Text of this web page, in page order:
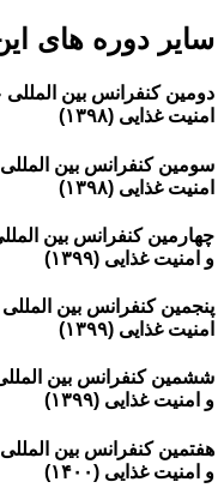
سایر دوره های
دومین کنفرانس بین
امنیت غذایی (۱۳۹۸)
سومین کنفرانس بین
امنیت غذایی (۱۳۹۸)
چهارمین کنفرانس بین
و امنیت غذایی (۱۳۹۹)
پنجمین کنفرانس بین
امنیت غذایی (۱۳۹۹)
ششمین کنفرانس بین
و امنیت غذایی (۱۳۹۹)
هفتمین کنفرانس بین
و امنیت غذایی (۱۴۰۰)